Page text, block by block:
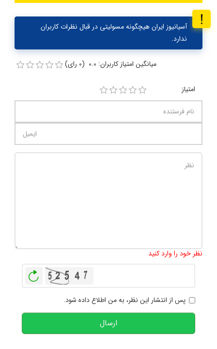
آسیانیوز ایران هیچگونه مسولیتی در قبال نظرات کاربران
ندارد.
میانگین امتیاز کاربران: 0.0 (0 رای)
امتیاز
نظر خود را وارد کنید
پس از انتشار این نظر، به من اطلاع داده شود.
ارسال